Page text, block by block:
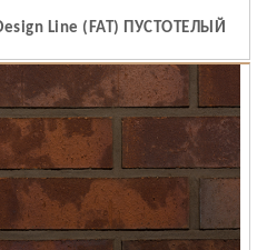
Line (FAT) ПУСТОТЕЛЫЙ